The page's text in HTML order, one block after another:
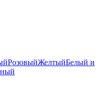
РозовыйЖелтыйБелый и